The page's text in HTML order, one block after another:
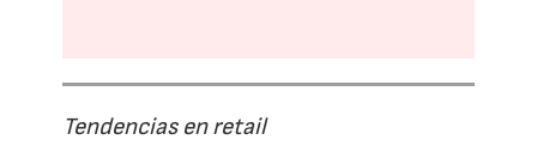
Tendencias en retail